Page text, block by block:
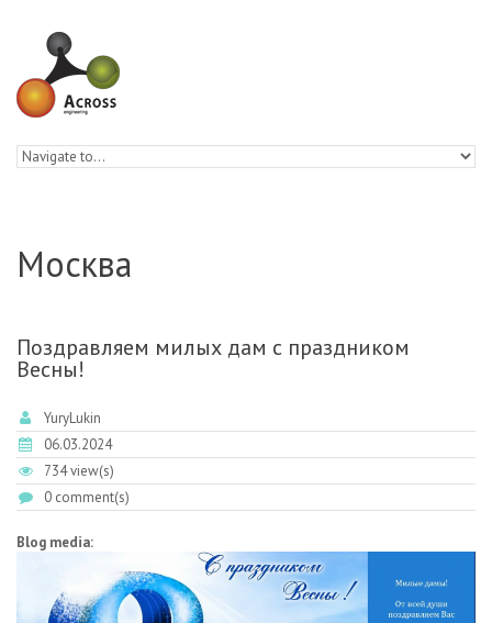
Москва
Поздравляем милых дам с праздником
Весны!
YuryLukin
06.03.2024
734 view(s)
0 comment(s)
Blog media: